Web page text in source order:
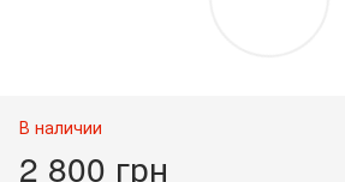
В наличии
2 800 грн